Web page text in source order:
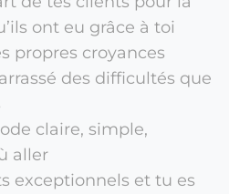
ont eu grâce à toi
propres croyances
des difficultés que
claire, simple,
aller
exceptionnels et tu es